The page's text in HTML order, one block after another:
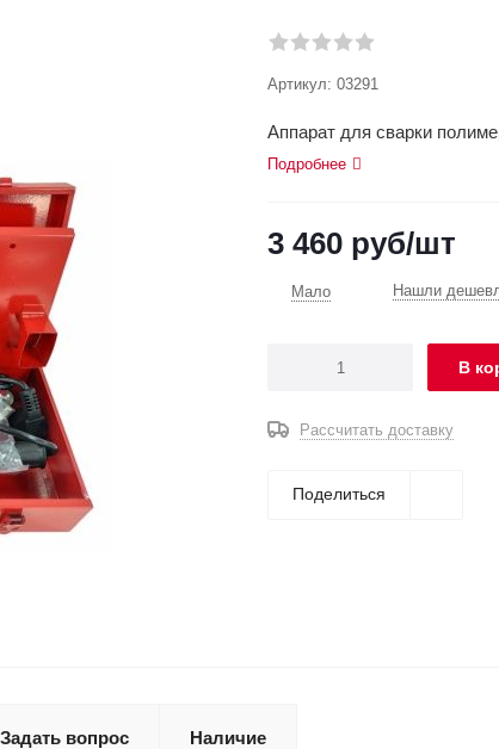
Артикул: 03291
Аппарат для сварки
Подробнее
3 460 руб/шт
Мало Нашли
В
Рассчитать доставку
Поделиться
Задать вопрос Наличие